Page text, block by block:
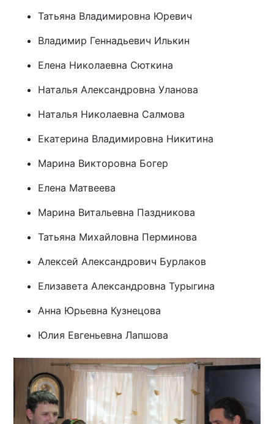
Татьяна Владимировна Юревич
Владимир Геннадьевич Илькин
Елена Николаевна Сюткина
Наталья Александровна Уланова
Наталья Николаевна Салмова
Екатерина Владимировна Никитина
Марина Викторовна Богер
Елена Матвеева
Марина Витальевна Паздникова
Татьяна Михайловна Перминова
Алексей Александрович Бурлаков
Елизавета Александровна Турыгина
Анна Юрьевна Кузнецова
Юлия Евгеньевна Лапшова